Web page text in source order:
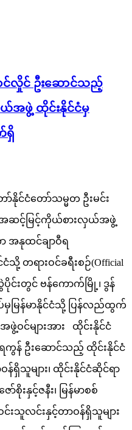
နိုင်ငံတော်သမ္မတ ဦးမင်း
အဆင့်မြင့်ကိုယ်စားလှယ်အဖွဲ့
အနုထင်ချာဝီရ
ပိုင်းတွင် ဗန်ကောက်မြို့၊ ဒွန်
မြန်မာနိုင်ငံသို့ ပြန်လည်ထွက်
ဝင်များအား ထိုင်းနိုင်ငံ
ရကွန် ဦးဆောင်သည့် ထိုင်းနိုင်ငံ
န်ရှိသူများ၊ ထိုင်းနိုင်ငံဆိုင်ရာ
စိုးနှင့်ဇနီး၊ မြန်မာစစ်
းသူလင်းနှင့်တာဝန်ရှိသူများ
ပို့ဆောင်နှုတ်ဆက်ကြသည်။
င့်တပ်မတော်ဂုဏ်ပြုတပ်ဖွဲ့